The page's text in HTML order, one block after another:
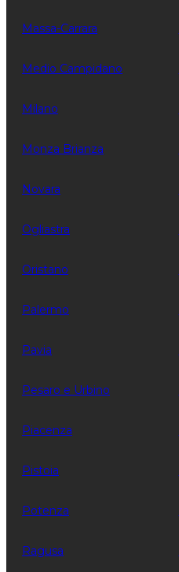
Massa-Carrara
Medio Campidano
Milano
Monza Brianza
Novara
Ogliastra
Oristano
Palermo
Pavia
Pesaro e Urbino
Piacenza
Pistoia
Potenza
Ragusa